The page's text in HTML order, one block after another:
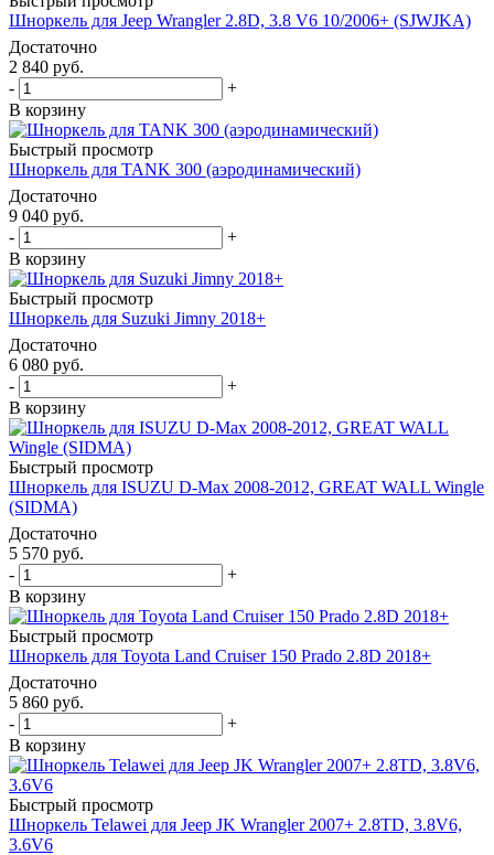
Шноркель для Jeep Wrangler 2.8D, 3.8 V6 10/2006+ (SJWJKA)
Достаточно
2 840 руб.
-
+
В корзину
Быстрый просмотр
Шноркель для TANK 300 (аэродинамический)
Достаточно
9 040 руб.
-
+
В корзину
Быстрый просмотр
Шноркель для Suzuki Jimny 2018+
Достаточно
6 080 руб.
-
+
В корзину
Быстрый просмотр
Шноркель для ISUZU D-Max 2008-2012, GREAT WALL Wingle
(SIDMA)
Достаточно
5 570 руб.
-
+
В корзину
Быстрый просмотр
Шноркель для Toyota Land Cruiser 150 Prado 2.8D 2018+
Достаточно
5 860 руб.
-
+
В корзину
Быстрый просмотр
Шноркель Telawei для Jeep JK Wrangler 2007+ 2.8TD, 3.8V6,
3.6V6